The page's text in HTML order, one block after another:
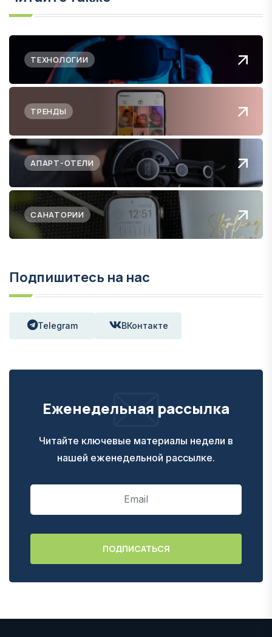
ТЕХНОЛОГИИ
ТРЕНДЫ
АПАРТ-ОТЕЛИ
САНАТОРИИ
Подпишитесь на нас
Telegram ВКонтакте
Еженедельная рассылка
Читайте ключевые материалы недели в
нашей еженедельной рассылке.